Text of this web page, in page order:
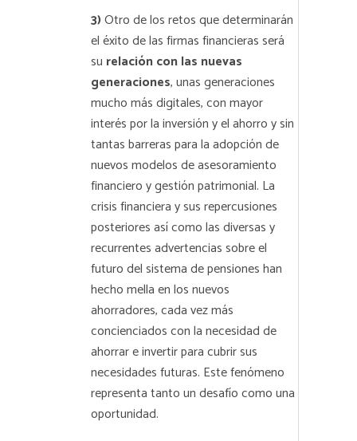
3)Otro de los retos que determinarán
el éxito de las firmas financieras será
su relación con las nuevas
generaciones, unas generaciones
mucho más digitales, con mayor
interés por la inversión y el ahorro y sin
tantas barreras para la adopción de
nuevos modelos de asesoramiento
financiero y gestión patrimonial. La
crisis financiera y sus repercusiones
posteriores así como las diversas y
recurrentes advertencias sobre el
futuro del sistema de pensiones han
hecho mella en los nuevos
ahorradores, cada vez más
concienciados con la necesidad de
ahorrar e invertir para cubrir sus
necesidades futuras. Este fenómeno
representa tanto un desafío como una
oportunidad.